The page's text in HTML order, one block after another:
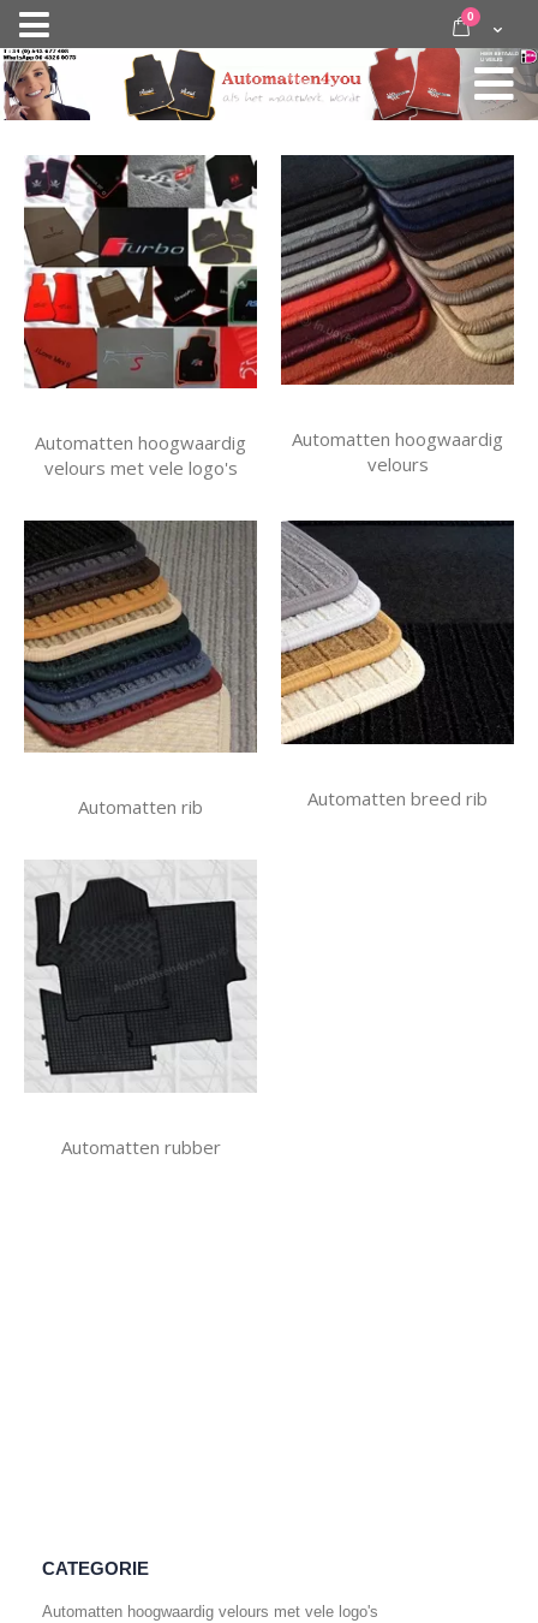
Nav
activeren
door
inhoud
Cart
0 items
Automatten hoogwaardig
velours met vele logo's
Automatten hoogwaardig
velours
Automatten rib Automatten breed rib
Automatten rubber
CATEGORIE
Automatten hoogwaardig velours met vele logo's